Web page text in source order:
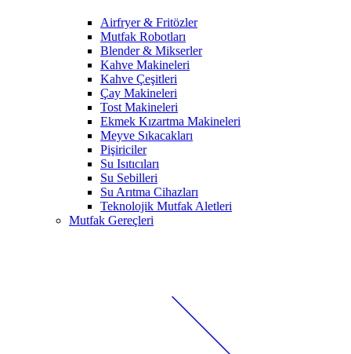
Airfryer & Fritözler
Mutfak Robotları
Blender & Mikserler
Kahve Makineleri
Kahve Çeşitleri
Çay Makineleri
Tost Makineleri
Ekmek Kızartma Makineleri
Meyve Sıkacakları
Pişiriciler
Su Isıtıcıları
Su Sebilleri
Su Arıtma Cihazları
Teknolojik Mutfak Aletleri
Mutfak Gereçleri